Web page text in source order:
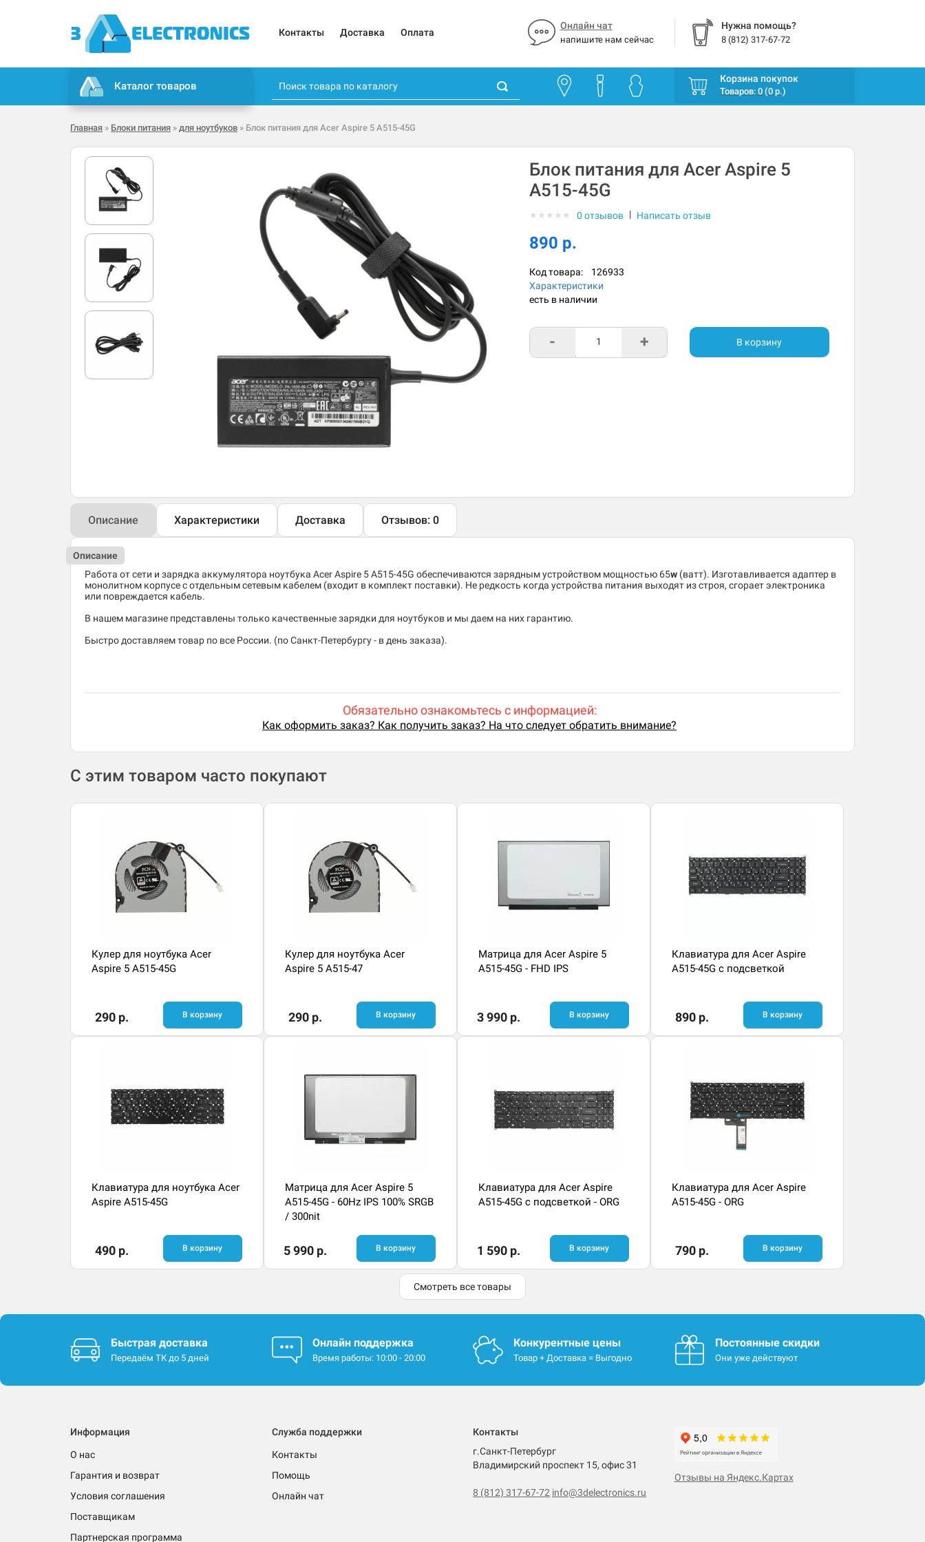
Контакты Доставка Оплата
Онлайн чат
напишите нам сейчас
Нужна помощь?
8 (812) 317-67-72
Каталог товаров
Корзина покупок
Товаров: 0 (0 р.)
Главная » Блоки питания » для ноутбуков » Блок питания для Acer Aspire 5 A515-45G
Блок питания для Acer Aspire 5
A515-45G
★ ★ ★ ★ ★ 0 отзывов | Написать отзыв
890 р.
Код товара: 126933
Характеристики
есть в наличии
- + В корзину
Описание Характеристики Доставка Отзывов: 0
Описание
Работа от сети и зарядка аккумулятора ноутбука Acer Aspire 5 A515-45G обеспечиваются зарядным устройством мощностью 65w (ватт). Изготавливается адаптер в
монолитном корпусе с отдельным сетевым кабелем (входит в комплект поставки). Не редкость когда устройства питания выходят из строя, сгорает электроника
или повреждается кабель.
В нашем магазине представлены только качественные зарядки для ноутбуков и мы даем на них гарантию.
Быстро доставляем товар по все России. (по Санкт-Петербургу - в день заказа).
Обязательно ознакомьтесь с информацией:
Как оформить заказ? Как получить заказ? На что следует обратить внимание?
С этим товаром часто покупают
Кулер для ноутбука Acer
Aspire 5 A515-45G
290 р. В корзину
Кулер для ноутбука Acer
Aspire 5 A515-47
290 р. В корзину
Матрица для Acer Aspire 5
A515-45G - FHD IPS
3 990 р. В корзину
Клавиатура для Acer Aspire
A515-45G с подсветкой
890 р. В корзину
Клавиатура для ноутбука Acer
Aspire A515-45G
490 р. В корзину
Матрица для Acer Aspire 5
A515-45G - 60Hz IPS 100% SRGB
/ 300nit
5 990 р. В корзину
Клавиатура для Acer Aspire
A515-45G с подсветкой - ORG
1 590 р. В корзину
Клавиатура для Acer Aspire
A515-45G - ORG
790 р. В корзину
Смотреть все товары
Быстрая доставка
Передаём ТК до 5 дней
Онлайн поддержка
Время работы: 10:00 - 20:00
Конкурентные цены
Товар + Доставка = Выгодно
Постоянные скидки
Они уже действуют
Информация
О нас
Гарантия и возврат
Условия соглашения
Поставщикам
Партнерская программа
Служба поддержки
Контакты
Помощь
Онлайн чат
Контакты
г.Санкт-Петербург
Владимирский проспект 15, офис 31
8 (812) 317-67-72 info@3delectronics.ru
Отзывы на Яндекс.Картах